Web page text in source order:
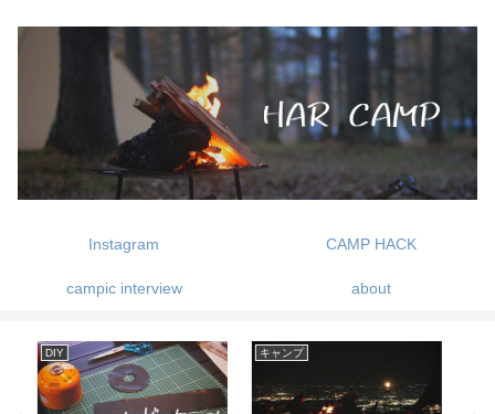
Instagram CAMP HACK
campic interview about
キャンプ ギア紹介